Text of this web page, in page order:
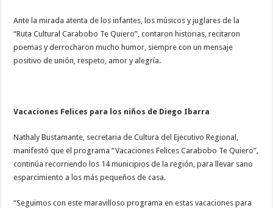
Ante la mirada atenta de los infantes, los músicos y juglares de la
“Ruta Cultural Carabobo Te Quiero”, contaron historias, recitaron
poemas y derrocharon mucho humor, siempre con un mensaje
positivo de unión, respeto, amor y alegría.
Vacaciones Felices para los niños de Diego Ibarra
Nathaly Bustamante, secretaria de Cultura del Ejecutivo Regional,
manifestó que el programa “Vacaciones Felices Carabobo Te Quiero”,
continúa recorriendo los 14 municipios de la región, para llevar sano
esparcimiento a los más pequeños de casa.
“Seguimos con este maravilloso programa en estas vacaciones para